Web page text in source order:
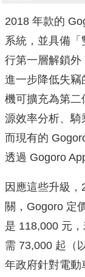
2018 年款的
系統，並具備
行第一層解鎖外
進一步降低失
機可擴充為第
源效率分析、騎
而現有的
透過 Gogoro
因應這些升級
關，Gogoro 定
是 118,000 元
需 73,000 起（
年政府針對電動